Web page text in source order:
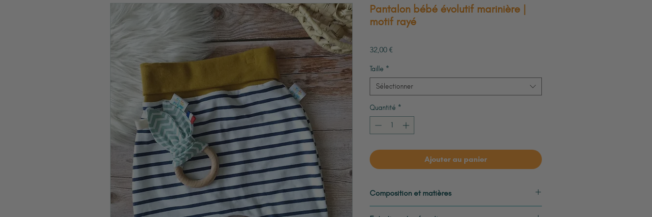
Pantalon bébé évolutif marinière |
motif rayé
32,00 €
Taille *
Sélectionner
Quantité *
Ajouter au panier
Composition et matières